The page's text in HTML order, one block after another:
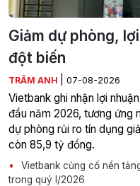
Giảm dự phòng,
đột biến
TRÂM ANH 07-08-2026
Vietbank ghi nhận lợi
đầu năm 2026, tương ứng
dự phòng rủi ro tín dụng
còn 85,9 tỷ đồng.
Vietbank củng cố nền
trong quý I/2026